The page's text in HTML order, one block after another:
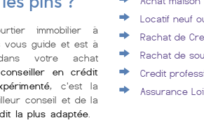
immobilier à
vous guide et est à
votre achat
en crédit
, c'est la
conseil et de la
la plus adaptée
Locatif neuf
Rachat de
Rachat de
Credit
Assurance Loi